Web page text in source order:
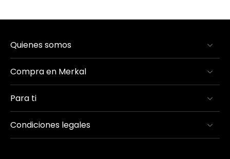
Quienes somos
Compra en Merkal
Para ti
Condiciones legales